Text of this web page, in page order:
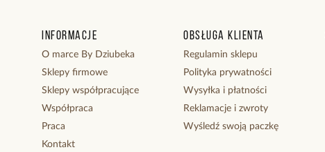
Informacje
O marce By Dziubeka
Sklepy firmowe
Sklepy współpracujące
Współpraca
Praca
Kontakt
Obsługa klienta
Regulamin sklepu
Polityka prywatności
Wysyłka i płatności
Reklamacje i zwroty
Wyśledź swoją paczkę